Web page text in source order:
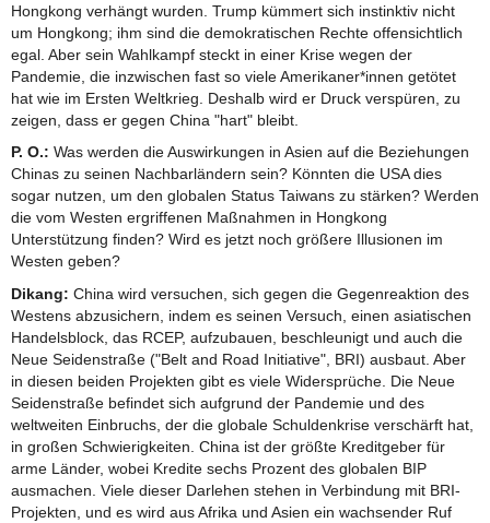
Hongkong verhängt wurden. Trump kümmert sich instinktiv nicht
um Hongkong; ihm sind die demokratischen Rechte offensichtlich
egal. Aber sein Wahlkampf steckt in einer Krise wegen der
Pandemie, die inzwischen fast so viele Amerikaner*innen getötet
hat wie im Ersten Weltkrieg. Deshalb wird er Druck verspüren, zu
zeigen, dass er gegen China "hart" bleibt.
P. O.: Was werden die Auswirkungen in Asien auf die Beziehungen
Chinas zu seinen Nachbarländern sein? Könnten die USA dies
sogar nutzen, um den globalen Status Taiwans zu stärken? Werden
die vom Westen ergriffenen Maßnahmen in Hongkong
Unterstützung finden? Wird es jetzt noch größere Illusionen im
Westen geben?
Dikang: China wird versuchen, sich gegen die Gegenreaktion des
Westens abzusichern, indem es seinen Versuch, einen asiatischen
Handelsblock, das RCEP, aufzubauen, beschleunigt und auch die
Neue Seidenstraße ("Belt and Road Initiative", BRI) ausbaut. Aber
in diesen beiden Projekten gibt es viele Widersprüche. Die Neue
Seidenstraße befindet sich aufgrund der Pandemie und des
weltweiten Einbruchs, der die globale Schuldenkrise verschärft hat,
in großen Schwierigkeiten. China ist der größte Kreditgeber für
arme Länder, wobei Kredite sechs Prozent des globalen BIP
ausmachen. Viele dieser Darlehen stehen in Verbindung mit BRI-
Projekten, und es wird aus Afrika und Asien ein wachsender Ruf